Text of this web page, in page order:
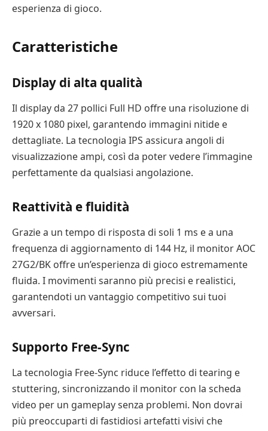
esperienza di gioco.
Caratteristiche
Display di alta qualità
Il display da 27 pollici Full HD offre una risoluzione di
1920 x 1080 pixel, garantendo immagini nitide e
dettagliate. La tecnologia IPS assicura angoli di
visualizzazione ampi, così da poter vedere l’immagine
perfettamente da qualsiasi angolazione.
Reattività e fluidità
Grazie a un tempo di risposta di soli 1 ms e a una
frequenza di aggiornamento di 144 Hz, il monitor AOC
27G2/BK offre un’esperienza di gioco estremamente
fluida. I movimenti saranno più precisi e realistici,
garantendoti un vantaggio competitivo sui tuoi
avversari.
Supporto Free-Sync
La tecnologia Free-Sync riduce l’effetto di tearing e
stuttering, sincronizzando il monitor con la scheda
video per un gameplay senza problemi. Non dovrai
più preoccuparti di fastidiosi artefatti visivi che